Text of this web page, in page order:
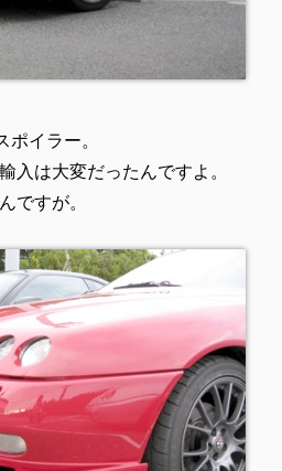
イラー。
入は大変だったんですよ。
ですが。